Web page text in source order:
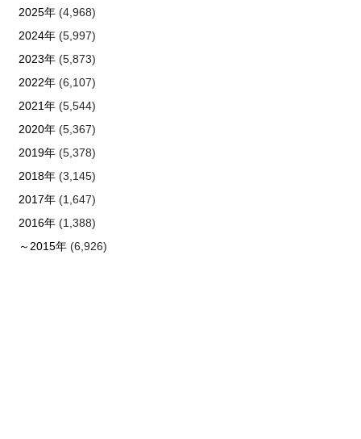
2025年(4,968)
2024年(5,997)
2023年(5,873)
2022年(6,107)
2021年(5,544)
2020年(5,367)
2019年(5,378)
2018年(3,145)
2017年(1,647)
2016年(1,388)
～2015年(6,926)